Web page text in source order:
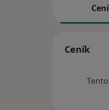
Ceník